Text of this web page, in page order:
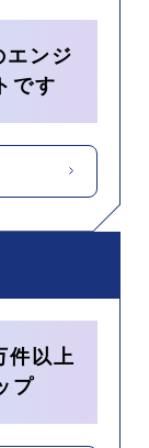
ンジ
です
件以上
プ